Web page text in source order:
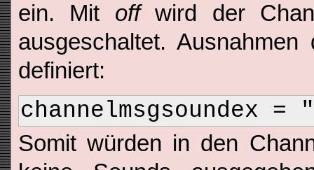
ein. Mit offwird der
ausgeschaltet.
definiert:
channelmsgsoundex
Somit würden in den